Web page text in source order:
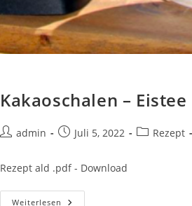
Kakaoschalen – Eistee
Beitrags-
admin
BeitragJuli 5, 2022
Beitrags-
Rezept
Rezept ald .pdf - Download
Weiterlesen Kakaoschalen